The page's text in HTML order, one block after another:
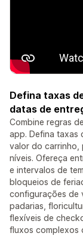
Defina taxas
datas de
Combine regras
app. Defina taxas
valor do carrinho,
níveis. Ofereça
e intervalos de
bloqueios de
configurações de
padarias,
flexíveis de
fluxos complexos